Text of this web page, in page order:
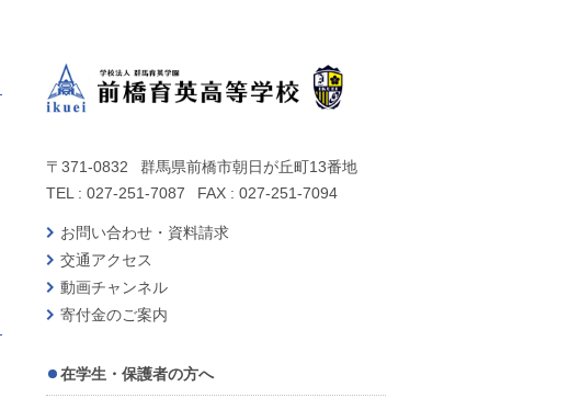
〒371-0832
群馬県前橋市朝日が丘町13番地
TEL : 027-251-7087
FAX : 027-251-7094
お問い合わせ・資料請求
交通アクセス
動画チャンネル
寄付金のご案内
在学生・保護者の方へ